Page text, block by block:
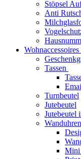
Stöpsel
Anti
Wohnaccessoires
Tassen
Turnbeutel
Jutebeutel
Jutebeutel
Wanduhren
Mini